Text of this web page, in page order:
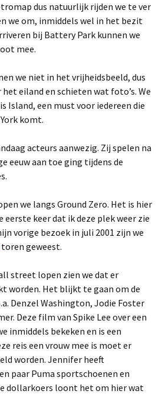
dus natuurlijk rijden we te ver
we om, inmiddels wel in het bezit
bij Battery Park kunnen we
mee.
we niet in het vrijheidsbeeld, dus
eiland en schieten wat foto’s. We
Island, een must voor iedereen die
komt.
acteurs aanwezig. Zij spelen na
eeuw aan toe ging tijdens de
we langs Ground Zero. Het is hier
eerste keer dat ik deze plek weer zie
vorige bezoek in juli 2001 zijn we
toren geweest.
street lopen zien we dat er
worden. Het blijkt te gaan om de
Denzel Washington, Jodie Foster
Deze film van Spike Lee over een
inmiddels bekeken en is een
reis een vrouw mee is moet er
worden. Jennifer heeft
paar Puma sportschoenen en
dollarkoers loont het om hier wat